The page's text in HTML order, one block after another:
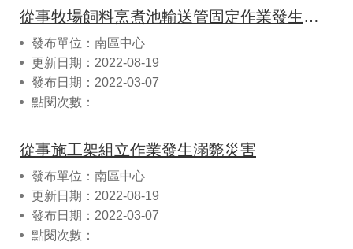
從事牧場飼料烹煮池輸送管固定作業發生墜落致死災害
發布單位：南區中心
更新日期：2022-08-19
發布日期：2022-03-07
點閱次數：
從事施工架組立作業發生溺斃災害
發布單位：南區中心
更新日期：2022-08-19
發布日期：2022-03-07
點閱次數：